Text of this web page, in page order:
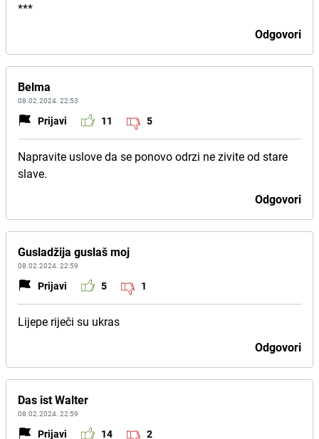
***
Odgovori
Belma
08.02.2024. 22:53
Prijavi 11 5
Napravite uslove da se ponovo odrzi ne zivite od stare
slave.
Odgovori
Gusladžija guslaš moj
08.02.2024. 22:59
Prijavi 5 1
Lijepe riječi su ukras
Odgovori
Das ist Walter
08.02.2024. 22:59
Prijavi 14 2